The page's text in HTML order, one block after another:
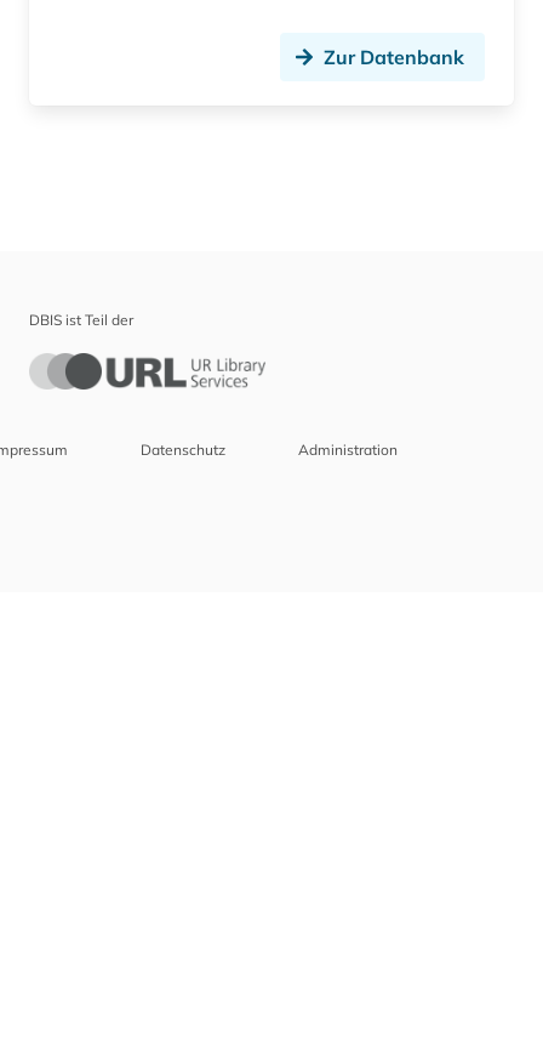
Zur Datenbank
DBIS ist Teil der
Datenschutz Administration